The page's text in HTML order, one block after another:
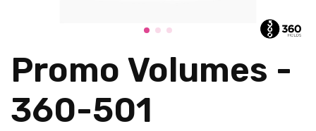
Promo Volumes -
360-501